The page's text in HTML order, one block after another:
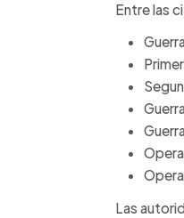
Entre las
Las